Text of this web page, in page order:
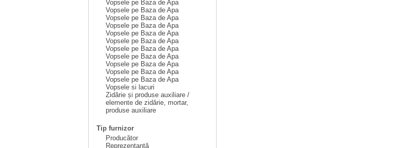
Vopsele pe Baza de Apa
Vopsele pe Baza de Apa
Vopsele pe Baza de Apa
Vopsele pe Baza de Apa
Vopsele pe Baza de Apa
Vopsele pe Baza de Apa
Vopsele pe Baza de Apa
Vopsele pe Baza de Apa
Vopsele pe Baza de Apa
Vopsele pe Baza de Apa
Vopsele pe Baza de Apa
Vopsele si lacuri
Zidărie și produse auxiliare /
elemente de zidărie, mortar,
produse auxiliare
Tip furnizor
Producător
Reprezentanță